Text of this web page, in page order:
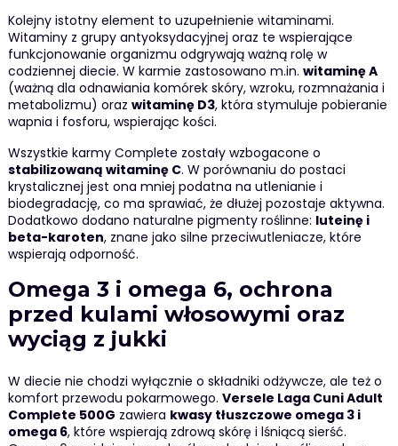
Kolejny istotny element to uzupełnienie witaminami.
Witaminy z grupy antyoksydacyjnej oraz te wspierające
funkcjonowanie organizmu odgrywają ważną rolę w
codziennej diecie. W karmie zastosowano m.in. witaminę A
(ważną dla odnawiania komórek skóry, wzroku, rozmnażania i
metabolizmu) oraz witaminę D3, która stymuluje pobieranie
wapnia i fosforu, wspierając kości.
Wszystkie karmy Complete zostały wzbogacone o
stabilizowaną witaminę C. W porównaniu do postaci
krystalicznej jest ona mniej podatna na utlenianie i
biodegradację, co ma sprawiać, że dłużej pozostaje aktywna.
Dodatkowo dodano naturalne pigmenty roślinne: luteinę i
beta-karoten, znane jako silne przeciwutleniacze, które
wspierają odporność.
Omega 3 i omega 6, ochrona
przed kulami włosowymi oraz
wyciąg z jukki
W diecie nie chodzi wyłącznie o składniki odżywcze, ale też o
komfort przewodu pokarmowego. Versele Laga Cuni Adult
Complete 500G zawiera kwasy tłuszczowe omega 3 i
omega 6, które wspierają zdrową skórę i lśniącą sierść.